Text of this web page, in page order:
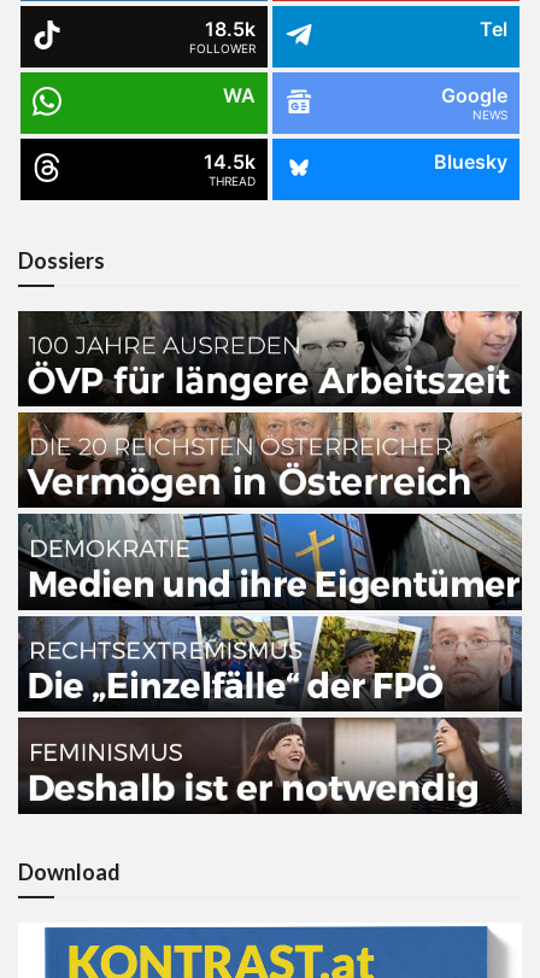
18.5k
FOLLOWER
Tel
WA Google
NEWS
14.5k
THREAD
Bluesky
Dossiers
Download